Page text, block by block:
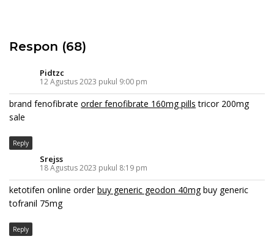
Respon (68)
Pidtzc
12 Agustus 2023 pukul 9:00 pm
brand fenofibrate order fenofibrate 160mg pills tricor 200mg
sale
Reply
Srejss
18 Agustus 2023 pukul 8:19 pm
ketotifen online orderbuy generic geodon 40mgbuy generic
tofranil 75mg
Reply